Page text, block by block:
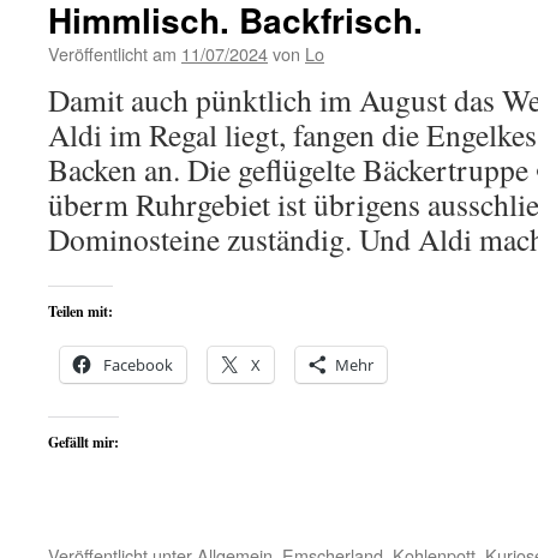
Himmlisch. Backfrisch.
Veröffentlicht am 11/07/2024von Lo
Damit auch pünktlich im August das
Aldi im Regal liegt, fangen die
Backen an. Die geflügelte
überm Ruhrgebiet ist übrigens
Dominosteine zuständig. Und Aldi
Teilen mit:
Facebook X Mehr
Gefällt mir: